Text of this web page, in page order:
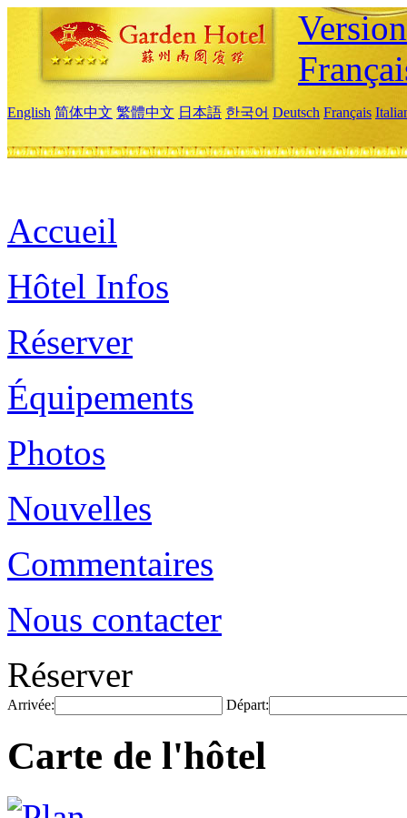
English 简体中文 繁體中文 日本語 한국어 Deutsch Français
Accueil
Hôtel Infos
Réserver
Équipements
Photos
Nouvelles
Commentaires
Nous contacter
Réserver
Arrivée: Départ:
Carte de l'hôtel